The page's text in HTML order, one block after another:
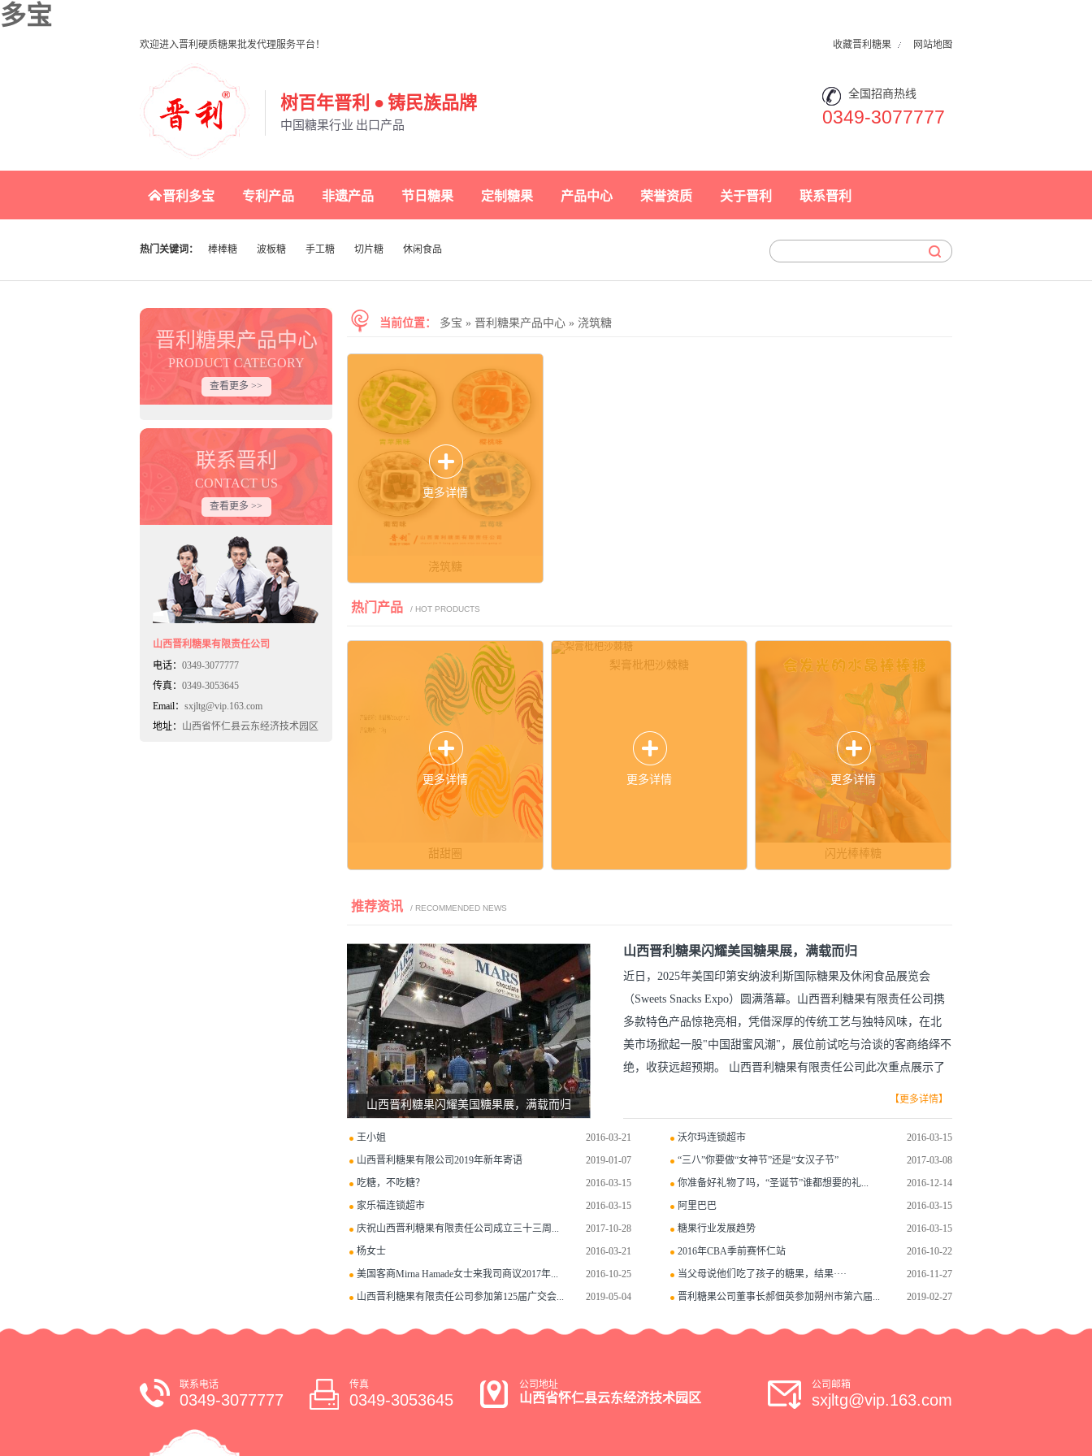
多宝
收藏晋利糖果 网站地图
欢迎进入晋利硬质糖果批发代理服务平台！
树百年晋利 ● 铸民族品牌
中国糖果行业 出口产品
全国招商热线
0349-3077777
晋利多宝 专利产品 非遗产品 节日糖果 定制糖果 产品中心 荣誉资质 关于晋利 联系晋利
热门关键词： 棒棒糖 波板糖 手工糖 切片糖 休闲食品
当前位置： 多宝 » 晋利糖果产品中心 » 浇筑糖
浇筑糖
更多详情
热门产品 / HOT PRODUCTS
甜甜圈
更多详情
梨膏枇杷沙棘糖
更多详情
闪光棒棒糖
更多详情
推荐资讯 / RECOMMENDED NEWS
山西晋利糖果闪耀美国糖果展，满载而归
山西晋利糖果闪耀美国糖果展，满载而归
近日，2025年美国印第安纳波利斯国际糖果及休闲食品展览会
（Sweets Snacks Expo）圆满落幕。山西晋利糖果有限责任公司携
多款特色产品惊艳亮相，凭借深厚的传统工艺与独特风味，在北
美市场掀起一股"中国甜蜜风潮"，展位前试吃与洽谈的客商络绎不
绝，收获远超预期。 山西晋利糖果有限责任公司此次重点展示了
采购商的浓厚兴趣。展会期间，公司成功与多家北美实力采购商
达成千箱级初步订单意向，更有渠道商对独家代理权展开深入沟
通。一位美国采购经理现场反馈："晋利糖果的风味层次令人惊
喜，完美平衡了传统与新意，这正是我们寻找的差异化产品。" 本
次参展不仅为山西晋利糖果有限责任公司打开了北美市场的关键
通道，更是一次重要的国际行业交流契机。公司负责人郝佃雄表
示："通过与全球顶尖同行及买家的直接对话，我们精准把握了健
康化、趣味化包装等国际糖果消费新趋势，为后续产品升级与精
共享这份来自山西的甜蜜匠心。
【更多详情】
2016-03-21
王小姐 2016-03-15
沃尔玛连锁超市
2019-01-07
山西晋利糖果有限公司2019年新年寄语 2017-03-08
“三八”你要做“女神节”还是“女汉子节”
2016-03-15
吃糖，不吃糖？ 2016-12-14
你准备好礼物了吗，“圣诞节”谁都想要的礼...
2016-03-15
家乐福连锁超市 2016-03-15
阿里巴巴
2017-10-28
庆祝山西晋利糖果有限责任公司成立三十三周... 2016-03-15
糖果行业发展趋势
2016-03-21
杨女士 2016-10-22
2016年CBA季前赛怀仁站
2016-10-25
美国客商Mirna Hamade女士来我司商议2017年... 2016-11-27
当父母说他们吃了孩子的糖果，结果····
2019-05-04
山西晋利糖果有限责任公司参加第125届广交会... 2019-02-27
晋利糖果公司董事长郝佃英参加朔州市第六届...
晋利糖果产品中心
PRODUCT CATEGORY
查看更多 >>
联系晋利
CONTACT US
查看更多 >>
山西晋利糖果有限责任公司
电话： 0349-3077777
传真： 0349-3053645
Email： sxjltg@vip.163.com
地址： 山西省怀仁县云东经济技术园区
联系电话
0349-3077777
传真
0349-3053645
公司地址
山西省怀仁县云东经济技术园区
公司邮箱
sxjltg@vip.163.com